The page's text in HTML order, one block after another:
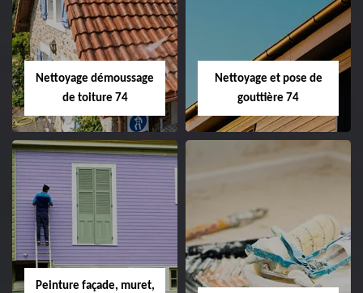
Nettoyage démoussage
de toiture 74
Nettoyage et pose de
gouttière 74
Peinture façade, muret,